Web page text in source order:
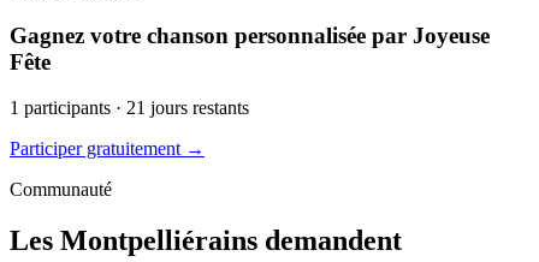
Gagnez votre chanson personnalisée par Joyeuse
Fête
1 participants · 21 jours restants
Participer gratuitement →
Communauté
Les Montpelliérains demandent